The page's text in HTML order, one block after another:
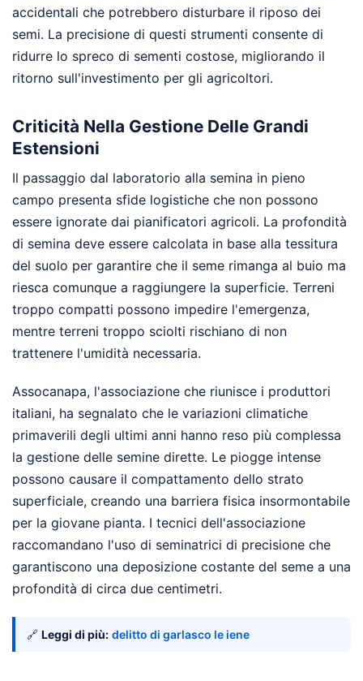
accidentali che potrebbero disturbare il riposo dei
semi. La precisione di questi strumenti consente di
ridurre lo spreco di sementi costose, migliorando il
ritorno sull'investimento per gli agricoltori.
Criticità Nella Gestione Delle Grandi
Estensioni
Il passaggio dal laboratorio alla semina in pieno
campo presenta sfide logistiche che non possono
essere ignorate dai pianificatori agricoli. La profondità
di semina deve essere calcolata in base alla tessitura
del suolo per garantire che il seme rimanga al buio ma
riesca comunque a raggiungere la superficie. Terreni
troppo compatti possono impedire l'emergenza,
mentre terreni troppo sciolti rischiano di non
trattenere l'umidità necessaria.
Assocanapa, l'associazione che riunisce i produttori
italiani, ha segnalato che le variazioni climatiche
primaverili degli ultimi anni hanno reso più complessa
la gestione delle semine dirette. Le piogge intense
possono causare il compattamento dello strato
superficiale, creando una barriera fisica insormontabile
per la giovane pianta. I tecnici dell'associazione
raccomandano l'uso di seminatrici di precisione che
garantiscono una deposizione costante del seme a una
profondità di circa due centimetri.
🔗 Leggi di più: delitto di garlasco le iene